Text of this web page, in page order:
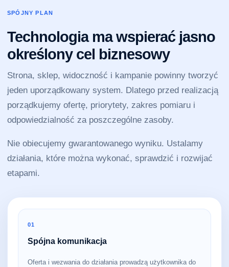
SPÓJNY PLAN
Technologia ma wspierać jasno
określony cel biznesowy
Strona, sklep, widoczność i kampanie powinny tworzyć
jeden uporządkowany system. Dlatego przed realizacją
porządkujemy ofertę, priorytety, zakres pomiaru i
odpowiedzialność za poszczególne zasoby.
Nie obiecujemy gwarantowanego wyniku. Ustalamy
działania, które można wykonać, sprawdzić i rozwijać
etapami.
01
Spójna komunikacja
Oferta i wezwania do działania prowadzą użytkownika do